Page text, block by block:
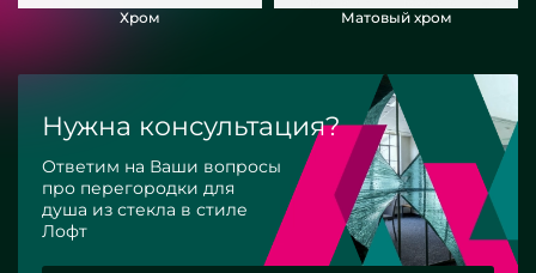
Хром Матовый хром
Нужна консультация?
Ответим на Ваши вопросы
про перегородки для
душа из стекла в стиле
Лофт